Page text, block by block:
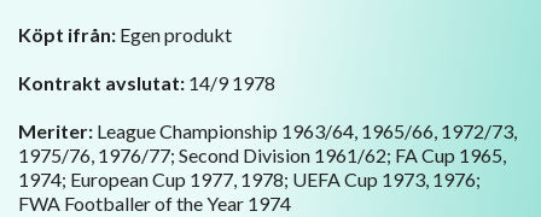
Köpt ifrån: Egen produkt
Kontrakt avslutat: 14/9 1978
Meriter: League Championship 1963/64, 1965/66, 1972/73,
1975/76, 1976/77; Second Division 1961/62; FA Cup 1965,
1974; European Cup 1977, 1978; UEFA Cup 1973, 1976;
FWA Footballer of the Year 1974